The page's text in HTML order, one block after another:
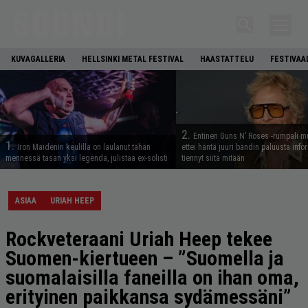
KUVAGALLERIA HELLSINKI METAL FESTIVAL HAASTATTELU
1. Iron Maidenin keulilla on laulanut tähän
mennessä tasan yksi legenda, julistaa ex-solisti
2. Entinen Guns N’ Roses -rumpali
ettei häntä juuri bändin paluusta
tiennyt siitä mitään
ASIAA URIAH HEEP
Rockveteraani Uriah Heep tekee
Suomen-kiertueen – ”Suomella ja
suomalaisilla faneilla on ihan oma,
erityinen paikkansa sydämessäni”